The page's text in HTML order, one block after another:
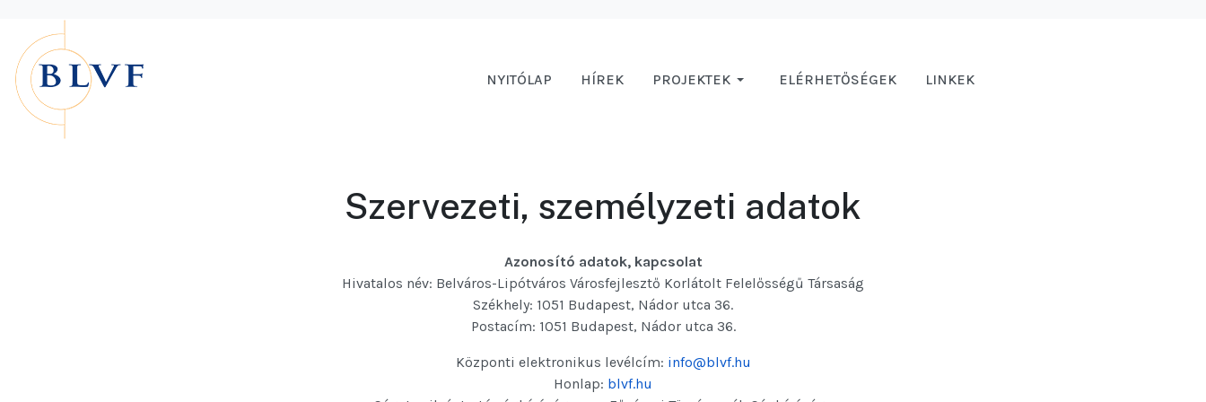
NYITÓLAP HÍREK PROJEKTEK ELÉRHETŐSÉGEK LINKEK
Szervezeti, személyzeti adatok
Azonosító adatok, kapcsolat
Hivatalos név: Belváros-Lipótváros Városfejlesztő Korlátolt Felelősségű Társaság
Székhely: 1051 Budapest, Nádor utca 36.
Postacím: 1051 Budapest, Nádor utca 36.
Központi elektronikus levélcím: info@blvf.hu
Honlap: blvf.hu